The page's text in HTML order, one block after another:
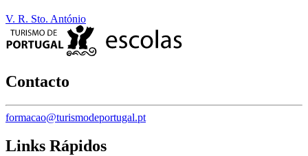
V. R. Sto. António
Contacto
formacao@turismodeportugal.pt
Links Rápidos